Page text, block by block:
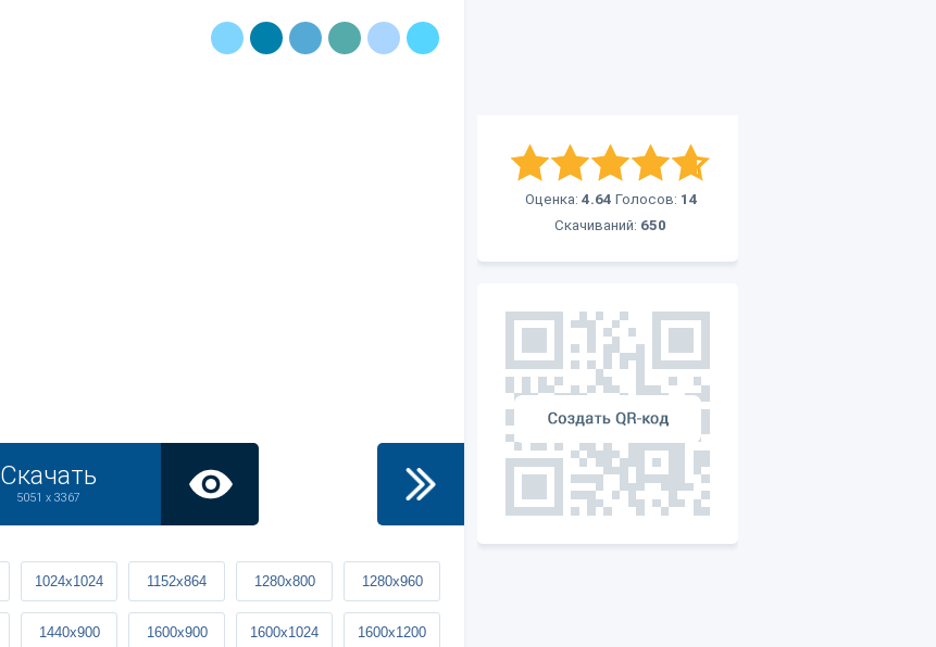
Оценка: 4.64 Голосов: 14
Скачиваний: 650
Скачать
5051 x 3367
1024x1024 1152x864 1280x800 1280x960
1440x900 1600x900 1600x1024 1600x1200